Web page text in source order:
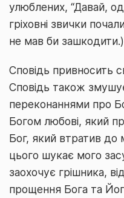
улюблених, “Давай,
гріховні звички
не мав би зашкодити.)
Сповідь привносить
Сповідь також
переконаннями про
Богом любові, який
Бог, який втратив до
цього шукає мого
заохочує грішника,
прощення Бога та